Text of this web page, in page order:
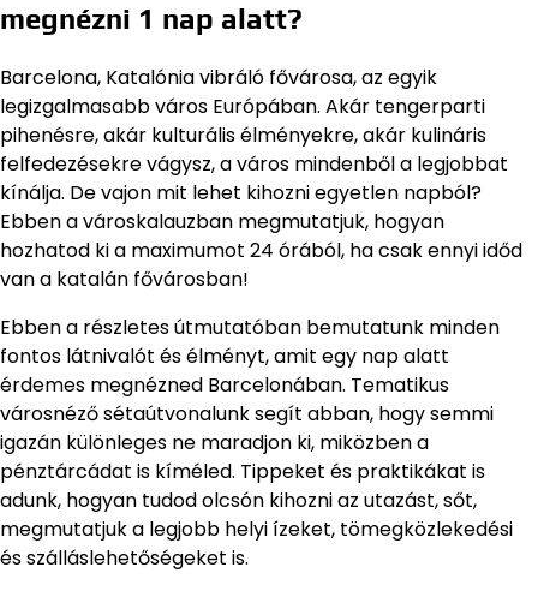
megnézni 1 nap alatt?
Barcelona, Katalónia vibráló fővárosa, az egyik
legizgalmasabb város Európában. Akár tengerparti
pihenésre, akár kulturális élményekre, akár kulináris
felfedezésekre vágysz, a város mindenből a legjobbat
kínálja. De vajon mit lehet kihozni egyetlen napból?
Ebben a városkalauzban megmutatjuk, hogyan
hozhatod ki a maximumot 24 órából, ha csak ennyi időd
van a katalán fővárosban!
Ebben a részletes útmutatóban bemutatunk minden
fontos látnivalót és élményt, amit egy nap alatt
érdemes megnézned Barcelonában. Tematikus
városnéző sétaútvonalunk segít abban, hogy semmi
igazán különleges ne maradjon ki, miközben a
pénztárcádat is kíméled. Tippeket és praktikákat is
adunk, hogyan tudod olcsón kihozni az utazást, sőt,
megmutatjuk a legjobb helyi ízeket, tömegközlekedési
és szálláslehetőségeket is.